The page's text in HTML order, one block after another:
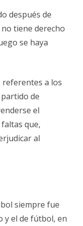
después de
tiene derecho
se haya
referentes a los
de
el
que,
al
siempre fue
y el de fútbol, en